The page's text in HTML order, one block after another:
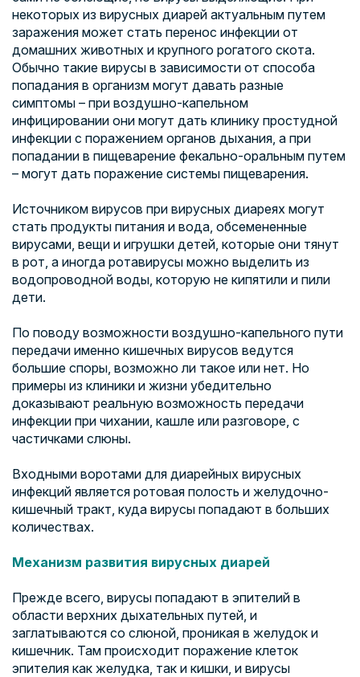
некоторых из вирусных диарей актуальным путем
заражения может стать перенос инфекции от
домашних животных и крупного рогатого скота.
Обычно такие вирусы в зависимости от способа
попадания в организм могут давать разные
симптомы – при воздушно-капельном
инфицировании они могут дать клинику простудной
инфекции с поражением органов дыхания, а при
попадании в пищеварение фекально-оральным путем
– могут дать поражение системы пищеварения.
Источником вирусов при вирусных диареях могут
стать продукты питания и вода, обсемененные
вирусами, вещи и игрушки детей, которые они тянут
в рот, а иногда ротавирусы можно выделить из
водопроводной воды, которую не кипятили и пили
дети.
По поводу возможности воздушно-капельного пути
передачи именно кишечных вирусов ведутся
большие споры, возможно ли такое или нет. Но
примеры из клиники и жизни убедительно
доказывают реальную возможность передачи
инфекции при чихании, кашле или разговоре, с
частичками слюны.
Входными воротами для диарейных вирусных
инфекций является ротовая полость и желудочно-
кишечный тракт, куда вирусы попадают в больших
количествах.
Механизм развития вирусных диарей
Прежде всего, вирусы попадают в эпителий в
области верхних дыхательных путей, и
заглатываются со слюной, проникая в желудок и
кишечник. Там происходит поражение клеток
эпителия как желудка, так и кишки, и вирусы